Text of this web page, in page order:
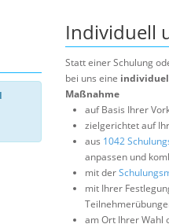
Individuell
Statt einer Schulung
bei uns eine
Maßnahme
auf Basis Ihrer
zielgerichtet auf
aus 1042
anpassen und
mit der
mit Ihrer
am Ort Ihrer Wahl